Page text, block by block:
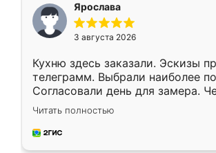
Ярослава
3 августа 2026
Кухню здесь заказали. Эскизы
телеграмм. Выбрали наиболее
Согласовали день для замера.
недели кухня была уже готова.
довольны работой. Спасибо
мебель за качественную работу!
Читать полностью